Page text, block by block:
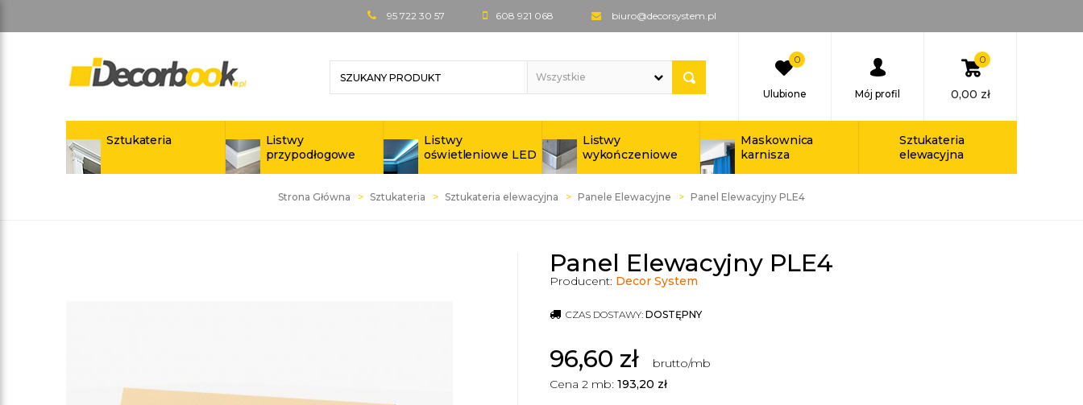
95 722 30 57 608 921 068 biuro@decorsystem.pl
0
Ulubione Mój profil
0
0,00 zł
Sztukateria
Listwy
przypodłogowe
Listwy
oświetleniowe LED
Listwy
wykończeniowe
Maskownica
karnisza
Sztukateria
elewacyjna
Strona Główna Sztukateria Sztukateria elewacyjna Panele Elewacyjne Panel Elewacyjny PLE4
Panel Elewacyjny PLE4
Producent: Decor System
CZAS DOSTAWY: DOSTĘPNY
96,60 zł
brutto/mb
Cena 2 mb: 193,20 zł